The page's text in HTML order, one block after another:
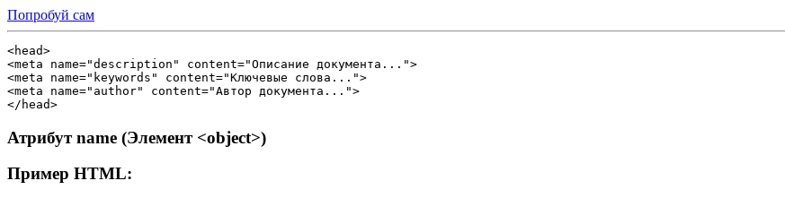
Попробуй сам
<head>
<meta name="description" content="Описание документа...">
<meta name="keywords" content="Ключевые слова...">
<meta name="author" content="Автор документа...">
Атрибут name (Элемент <object>)
Пример HTML: